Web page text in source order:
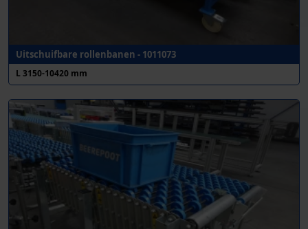
Uitschuifbare rollenbanen - 1011073
L 3150-10420 mm